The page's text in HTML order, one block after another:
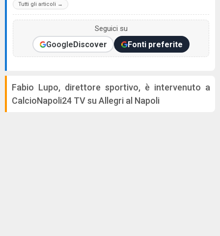
Tutti gli articoli →
Seguici su
GoogleDiscover Fonti preferite
Fabio Lupo, direttore sportivo, è intervenuto a
CalcioNapoli24 TV su Allegri al Napoli